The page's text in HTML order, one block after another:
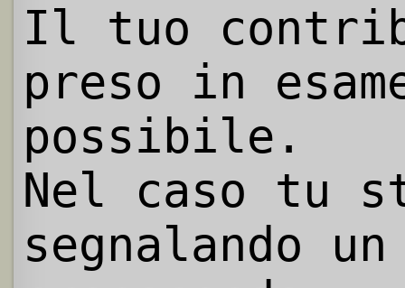
Il tuo
preso in
possibile.
Nel caso tu
segnalando